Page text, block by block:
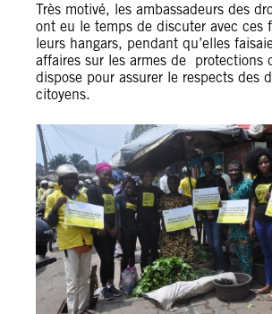
Très motivé, les ambassadeurs des
ont eu le temps de discuter avec ces
leurs hangars, pendant qu’elles
affaires sur les armes de protections
dispose pour assurer le respects des
citoyens.